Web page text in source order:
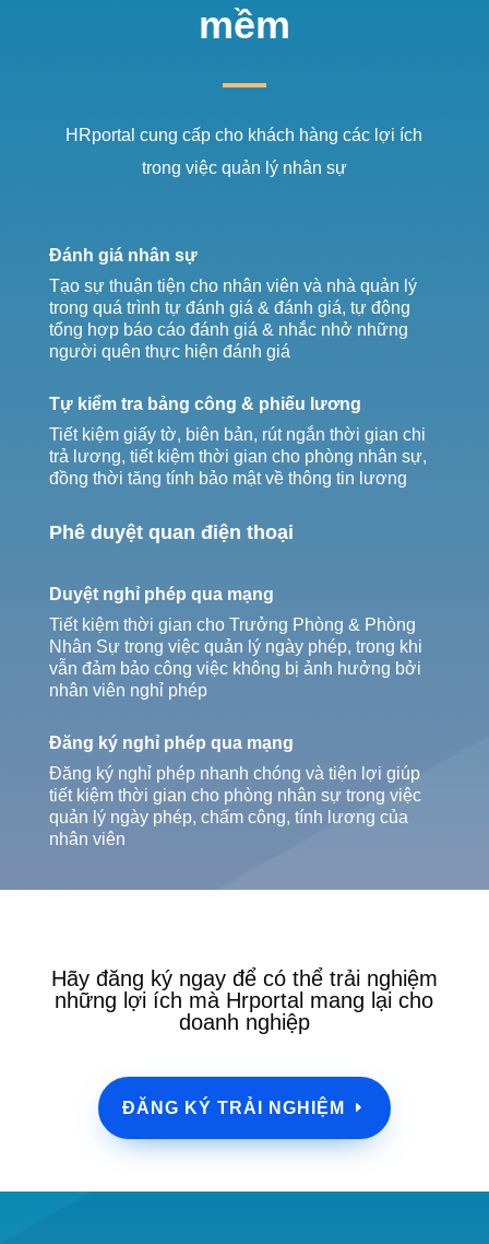
mềm
HRportal cung cấp cho khách hàng các lợi ích
trong việc quản lý nhân sự
Đánh giá nhân sự
Tạo sự thuận tiện cho nhân viên và nhà quản lý
trong quá trình tự đánh giá & đánh giá, tự động
tổng hợp báo cáo đánh giá & nhắc nhở những
người quên thực hiện đánh giá
Tự kiểm tra bảng công & phiếu lương
Tiết kiệm giấy tờ, biên bản, rút ngắn thời gian chi
trả lương, tiết kiệm thời gian cho phòng nhân sự,
đồng thời tăng tính bảo mật về thông tin lương
Phê duyệt quan điện thoại
Duyệt nghỉ phép qua mạng
Tiết kiệm thời gian cho Trưởng Phòng & Phòng
Nhân Sự trong việc quản lý ngày phép, trong khi
vẫn đảm bảo công việc không bị ảnh hưởng bởi
nhân viên nghỉ phép
Đăng ký nghỉ phép qua mạng
Đăng ký nghỉ phép nhanh chóng và tiện lợi giúp
tiết kiệm thời gian cho phòng nhân sự trong việc
quản lý ngày phép, chấm công, tính lương của
nhân viên
Hãy đăng ký ngay để có thể trải nghiệm
những lợi ích mà Hrportal mang lại cho
doanh nghiệp
ĐĂNG KÝ TRẢI NGHIỆM